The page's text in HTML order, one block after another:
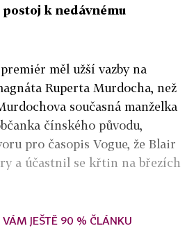
k nedávnému
měl užší vazby na
Ruperta Murdocha, než
současná manželka
čínského původu,
pro časopis Vogue, že Blair
a účastnil se křtin na březích
JEŠTĚ 90 % ČLÁNKU